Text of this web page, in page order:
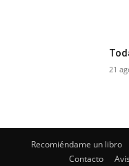
21
Recomiéndame un libro
Contacto